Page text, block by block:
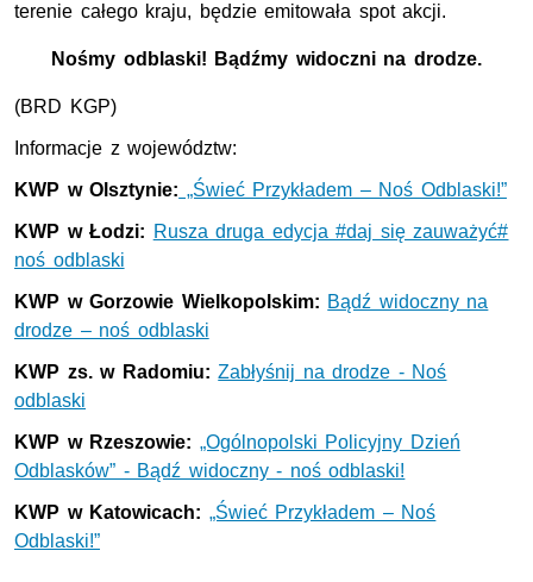
terenie całego kraju, będzie emitowała spot akcji.
Nośmy odblaski! Bądźmy widoczni na drodze.
(BRD KGP)
Informacje z województw:
KWP w Olsztynie: „Świeć Przykładem – Noś Odblaski!”
KWP w Łodzi: Rusza druga edycja #daj się zauważyć#
noś odblaski
KWP w Gorzowie Wielkopolskim: Bądź widoczny na
drodze – noś odblaski
KWP zs. w Radomiu: Zabłyśnij na drodze - Noś
odblaski
KWP w Rzeszowie: „Ogólnopolski Policyjny Dzień
Odblasków” - Bądź widoczny - noś odblaski!
KWP w Katowicach: „Świeć Przykładem – Noś
Odblaski!”